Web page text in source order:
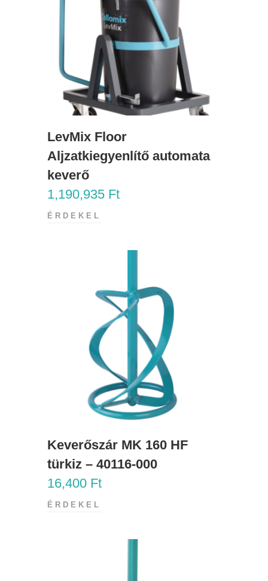
LevMix Floor
Aljzatkiegyenlítő automata
keverő
1,190,935 Ft
ÉRDEKEL
Keverőszár MK 160 HF
türkiz – 40116-000
16,400 Ft
ÉRDEKEL